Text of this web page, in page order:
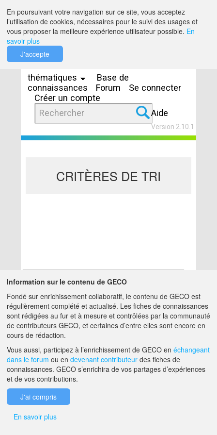
thématiques
Base de
connaissances
Forum
Se connecter
Créer un compte
Aide
Version 2.10.1
CRITÈRES DE TRI
Aucun résultat
A PROPOS DE GECO AIDE
F.A.Q. NOUS CONTACTER
En poursuivant votre navigation sur ce site, vous acceptez
l’utilisation de cookies, nécessaires pour le suivi des usages et
vous proposer la meilleure expérience utilisateur possible. En
savoir plus
J'accepte
Information sur le contenu de GECO
Fondé sur enrichissement collaboratif, le contenu de GECO est
régulièrement complété et actualisé. Les fiches de connaissances
sont rédigées au fur et à mesure et contrôlées par la communauté
de contributeurs GECO, et certaines d’entre elles sont encore en
cours de rédaction.
Vous aussi, participez à l’enrichissement de GECO en échangeant
dans le forum ou en devenant contributeur des fiches de
connaissances. GECO s’enrichira de vos partages d’expériences
et de vos contributions.
J'ai compris
En savoir plus